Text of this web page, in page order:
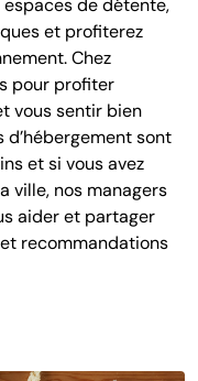
de détente,
et profiterez
Chez
pour profiter
vous sentir bien
sont
et si vous avez
ville, nos managers
aider et partager
recommandations